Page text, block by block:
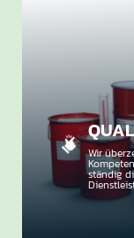
Wir
ständig